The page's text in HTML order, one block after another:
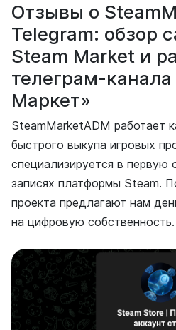
Отзывы о
Telegram: обзор
Steam Market и
телеграм-
Маркет»
SteamMarketADM работает
быстрого выкупа игровых
специализируется в первую
записях платформы Steam.
проекта предлагают нам
на цифровую собственность.